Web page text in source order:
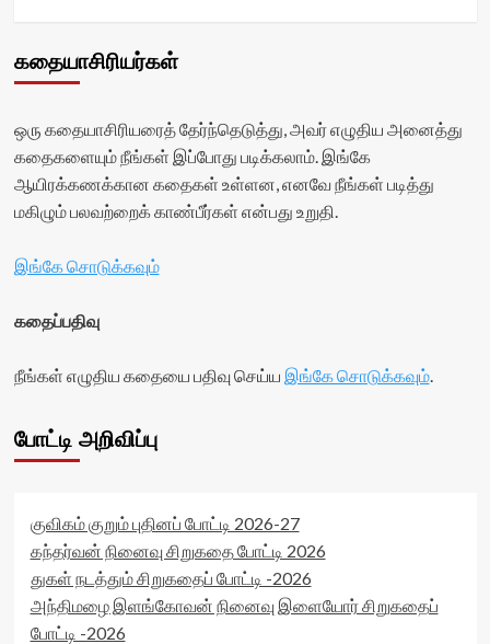
கதையாசிரியர்கள்
ஒரு கதையாசிரியரைத் தேர்ந்தெடுத்து, அவர் எழுதிய அனைத்து
கதைகளையும் நீங்கள் இப்போது படிக்கலாம். இங்கே
ஆயிரக்கணக்கான கதைகள் உள்ளன, எனவே நீங்கள் படித்து
மகிழும் பலவற்றைக் காண்பீர்கள் என்பது உறுதி.
இங்கே சொடுக்கவும்
கதைப்பதிவு
நீங்கள் எழுதிய கதையை பதிவு செய்ய இங்கே சொடுக்கவும்.
போட்டி அறிவிப்பு
குவிகம் குறும் புதினப் போட்டி 2026-27
கந்தர்வன் நினைவு சிறுகதை போட்டி 2026
துகள் நடத்தும் சிறுகதைப் போட்டி -2026
அந்திமழை இளங்கோவன் நினைவு இளையோர் சிறுகதைப்
போட்டி -2026